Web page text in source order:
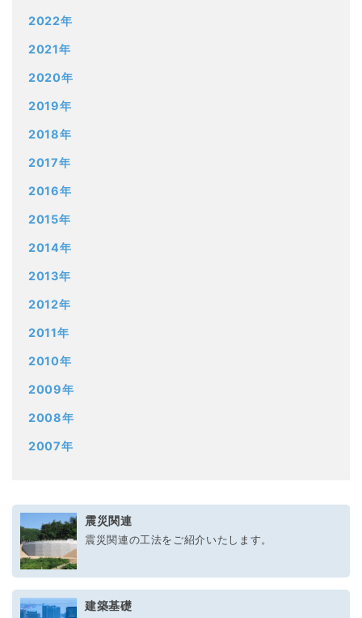
2022年
2021年
2020年
2019年
2018年
2017年
2016年
2015年
2014年
2013年
2012年
2011年
2010年
2009年
2008年
2007年
震災関連
震災関連の工法をご紹介いたします。
建築基礎